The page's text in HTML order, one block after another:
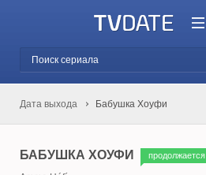
Дата выхода Бабушка Хоуфи
БАБУШКА ХОУФИ продолжается